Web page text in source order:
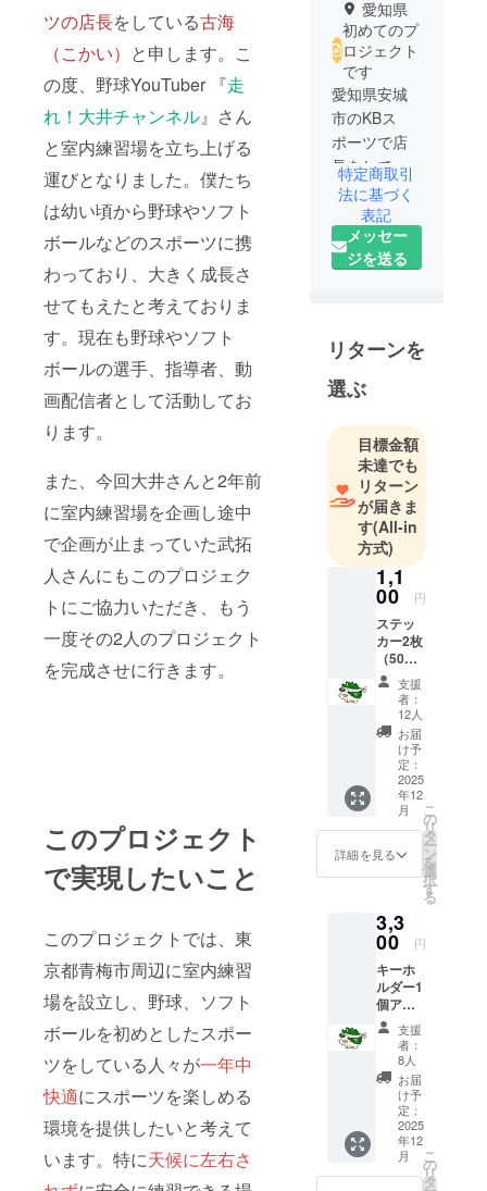
ツの店長をしている古海
（こかい） と申します。こ
の度、野球YouTuber 『走
れ！大井チャンネル』さん
と室内練習場を立ち上げる
運びとなりました。僕たち
は幼い頃から野球やソフト
ボールなどのスポーツに携
わっており、大きく成長さ
せてもえたと考えておりま
す。現在も野球やソフト
ボールの選手、指導者、動
画配信者として活動してお
ります。
また、今回大井さんと2年前
に室内練習場を企画し途中
で企画が止まっていた武拓
人さんにもこのプロジェク
トにご協力いただき、もう
一度その2人のプロジェクト
を完成させに行きます。
このプロジェクト
で実現したいこと
このプロジェクトでは、東
京都青梅市周辺に室内練習
場を設立し、野球、ソフト
ボールを初めとしたスポー
ツをしている人々が一年中
快適にスポーツを楽しめる
環境を提供したいと考えて
います。特に天候に左右さ
愛知県
初めてのプ
ロジェクト
です
愛知県安城
市のKBス
ポーツで店
長をしてい
るKOKAIと申
します。
走れ！大井
チャンネル
「東京都青
梅市の室内
練習場」を
作ります。
特定商取引
法に基づく
表記
メッセー
ジを送る
リターンを
選ぶ
目標金額
未達でも
リターン
が届きま
す(All-in
方式)
1,1
00 円
ステッ
カー2枚
（50m
m×50m
m）支援
者：
12人
お届
け予
定：
2025
年12
月
詳細を見る
こ
の
リ
タ
ー
ン
を
選
択
す
る
3,3
00 円
キーホ
ルダー1
個アク
リルタ
イプ
（50m
m×50m
m、厚
2~3mm
）＋ス
テッ
カー2枚
支援
者：
8人
お届
け予
定：
2025
年12
月
こ
の
リ
タ